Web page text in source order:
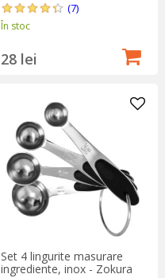
(7)
În stoc
28 lei
Set 4 lingurite masurare
ingrediente, inox - Zokura